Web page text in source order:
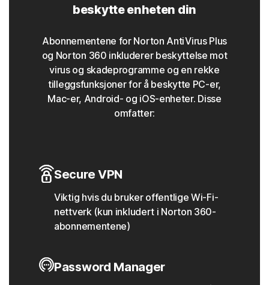
beskytte enheten din
Abonnementene for Norton AntiVirus Plus
og Norton 360 inkluderer beskyttelse mot
virus og skadeprogramme og en rekke
tilleggsfunksjoner for å beskytte PC-er,
Mac-er, Android- og iOS-enheter. Disse
omfatter:
Secure VPN
Viktig hvis du bruker offentlige Wi-Fi-
nettverk (kun inkludert i Norton 360-
abonnementene)
Password Manager